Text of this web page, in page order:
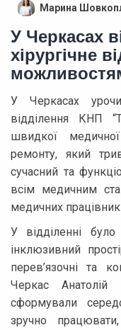
Марина
У Черкасах
хірургічне
У Черкасах
відділення КНП
швидкої
ремонту, який
сучасний та
всім медичним
медичних
У відділенні
інклюзивний
перев’язочні та
Черкас
сформували
зручно